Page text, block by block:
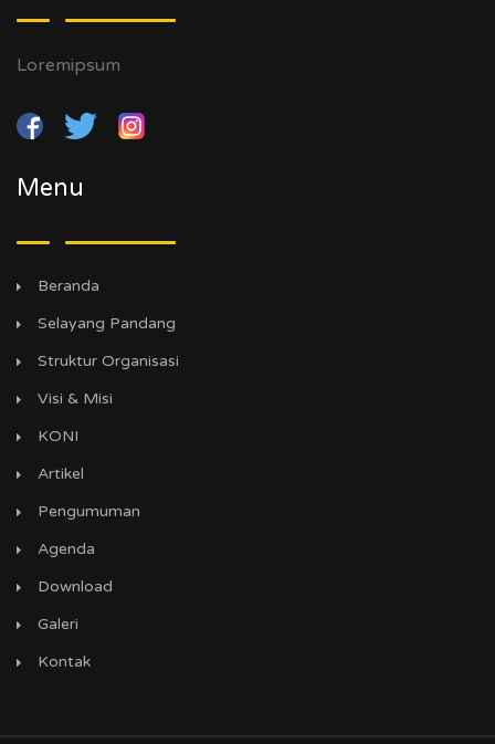
Loremipsum
Menu
Beranda
Selayang Pandang
Struktur Organisasi
Visi & Misi
KONI
Artikel
Pengumuman
Agenda
Download
Galeri
Kontak